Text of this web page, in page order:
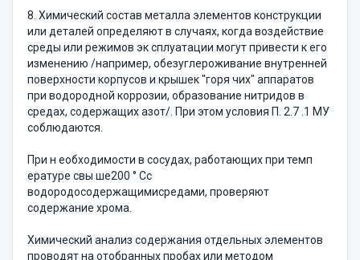
8. Химический состав металла элементов конструкции
или деталей определяют в случаях, когда воздействие
среды или режимов эк сплуатации могут привести к его
изменению /например, обезуглероживание внутренней
поверхности корпусов и крышек "горя чих" аппаратов
при водородной коррозии, образование нитридов в
средах, содержащих азот/. При этом условия П. 2.7 .1 МУ
соблюдаются.
При н еобходимости в сосудах, работающих при темп
ературе свы ше200 ° Сс
водородосодержащимисредами, проверяют
содержание хрома.
Химический анализ содержания отдельных элементов
проводят на отобранных пробах или методом